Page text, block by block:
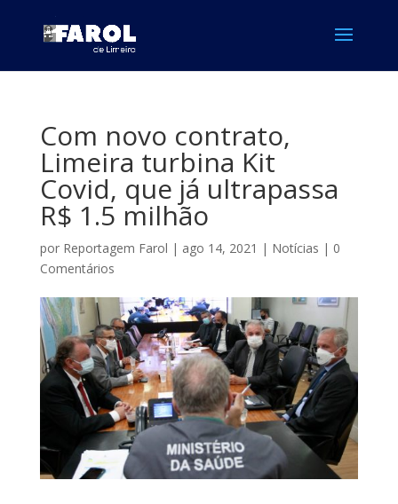
Com novo contrato,
Limeira turbina Kit
Covid, que já ultrapassa
R$ 1.5 milhão
por Reportagem Farol | ago 14, 2021 | Notícias | 0
Comentários